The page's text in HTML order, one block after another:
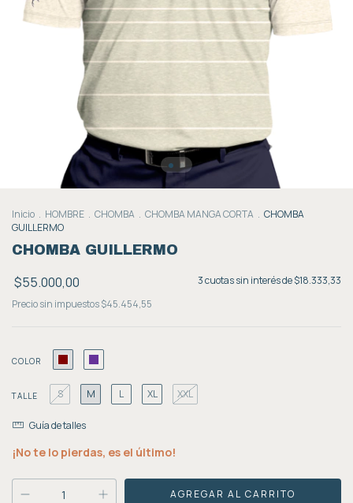
Inicio . HOMBRE . CHOMBA . CHOMBA MANGA CORTA . CHOMBA
GUILLERMO
CHOMBA GUILLERMO
$55.000,00 3cuotas sin interés de$18.333,33
Precio sin impuestos$45.454,55
COLOR
TALLE S M L XL XXL
Guía de talles
¡No te lo pierdas, es el último!